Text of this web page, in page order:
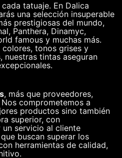
tatuaje. En Dalica
una selección insuperable
prestigiosas del mundo,
Panthera, Dinamyc,
famous y muchas más.
colores, tonos grises y
tintas aseguran
, más que proveedores,
comprometemos a
productos sino también
superior, con
servicio al cliente
buscan superar los
herramientas de calidad,